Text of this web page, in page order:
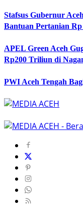
Stafsus Gubernur
Bantuan Pertanian
APEL Green Aceh
Rp200 Triliun di
PWI Aceh Tengah